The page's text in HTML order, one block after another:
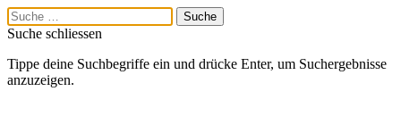
Suche schliessen
Tippe deine Suchbegriffe ein und drücke Enter, um Suchergebnisse
anzuzeigen.